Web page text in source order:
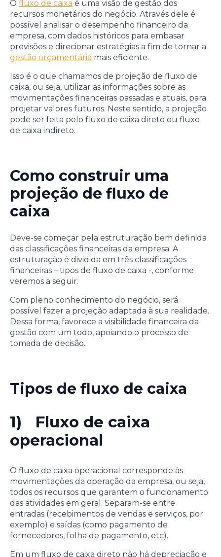
O fluxo de caixa é uma visão de gestão dos
recursos monetários do negócio. Através dele é
possível analisar o desempenho financeiro da
empresa, com dados históricos para embasar
previsões e direcionar estratégias a fim de tornar a
gestão orçamentária mais eficiente.
Isso é o que chamamos de projeção de fluxo de
caixa, ou seja, utilizar as informações sobre as
movimentações financeiras passadas e atuais, para
projetar valores futuros. Neste sentido, a projeção
pode ser feita pelo fluxo de caixa direto ou fluxo
de caixa indireto.
Como construir uma
projeção de fluxo de
caixa
Deve-se começar pela estruturação bem definida
das classificações financeiras da empresa. A
estruturação é dividida em três classificações
financeiras – tipos de fluxo de caixa -, conforme
veremos a seguir.
Com pleno conhecimento do negócio, será
possível fazer a projeção adaptada à sua realidade.
Dessa forma, favorece a visibilidade financeira da
gestão com um todo, apoiando o processo de
tomada de decisão.
Tipos de fluxo de caixa
1) Fluxo de caixa
operacional
O fluxo de caixa operacional corresponde às
movimentações da operação da empresa, ou seja,
todos os recursos que garantem o funcionamento
das atividades em geral. Separam-se entre
entradas (recebimentos de vendas e serviços, por
exemplo) e saídas (como pagamento de
fornecedores, folha de pagamento, etc).
Em um fluxo de caixa direto não há depreciação e